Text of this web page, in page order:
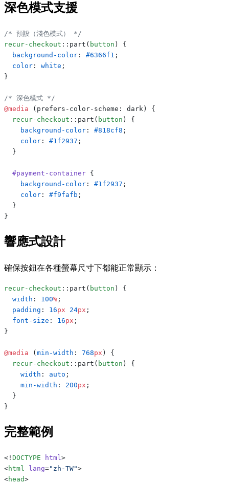
深色模式支援
/* 預設（淺色模式） */
recur-checkout ::part( button ) {
  background-color
: #6366f1 ;
  color
: white ;
}
/* 深色模式 */
@media (prefers-color-scheme: dark) {
  recur-checkout
::part( button ) {
    background-color
: #818cf8 ;
    color
: #1f2937 ;
  }
  #payment-container
{
    background-color
: #1f2937 ;
    color
: #f9fafb ;
  }
}
響應式設計
確保按鈕在各種螢幕尺寸下都能正常顯示：
recur-checkout ::part( button ) {
  width
: 100% ;
  padding
: 16px 24px ;
  font-size
: 16px ;
}
@media ( min-width : 768px ) {
  recur-checkout
::part( button ) {
    width
: auto ;
    min-width
: 200px ;
  }
}
完整範例
<! DOCTYPE html>
<html lang="zh-TW">
<head>